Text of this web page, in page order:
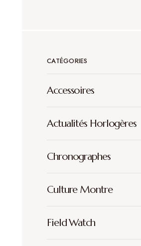
CATÉGORIES
Accessoires
Actualités Horlogères
Chronographes
Culture Montre
Field Watch